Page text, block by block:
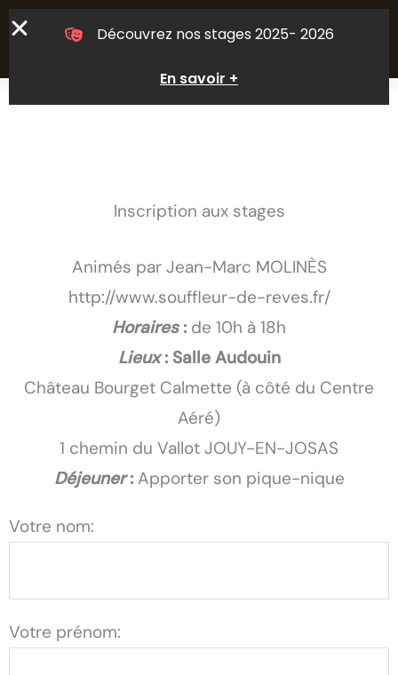
Découvrez nos stages 2025- 2026
En savoir +
Aller
contenu
Inscription aux stages
Animés parJean-Marc MOLINÈS
http://www.souffleur-de-reves.fr/
Horaires : de 10h à 18h
Lieux: Salle Audouin
Château Bourget Calmette (à côté du Centre
Aéré)
1 chemin du Vallot JOUY-EN-JOSAS
Déjeuner: Apporter son pique-nique
Votre nom:
Votre prénom: